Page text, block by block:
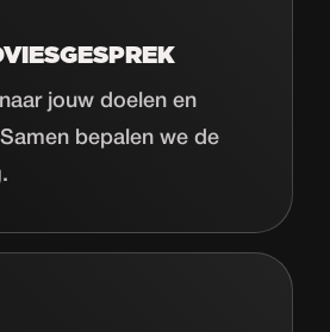
jouw doelen en
bepalen we de